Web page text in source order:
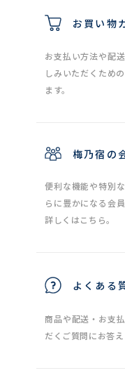
お買い物
お支払い方法や配
しみいただくため
ます。
梅乃宿の
便利な機能や特別
らに豊かになる会
詳しくはこちら。
よくある
商品や配送・お支
だくご質問にお答え